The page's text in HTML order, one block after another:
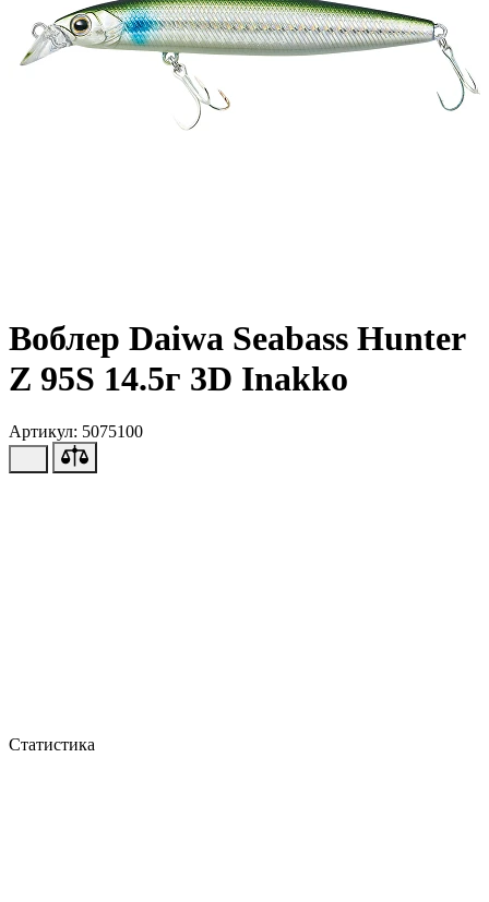
Воблер Daiwa Seabass Hunter
Z 95S 14.5г 3D Inakko
Артикул: 5075100
Статистика